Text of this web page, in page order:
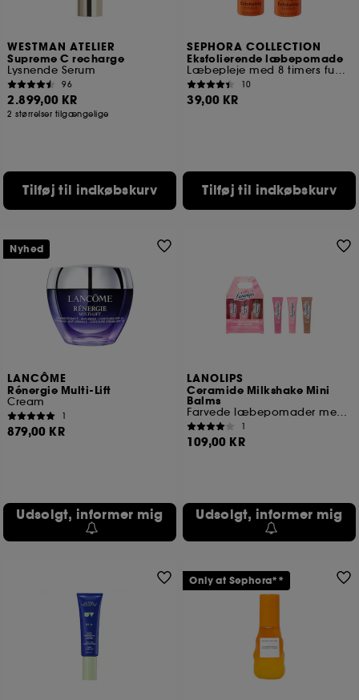
WESTMAN ATELIER
Supreme C recharge
Lysnende Serum
96
2.899,00 KR
2 størrelser tilgængelige
Tilføj til indkøbskurv
SEPHORA COLLECTION
Eksfolierende læbepomade
Læbepleje med 8 timers fugttilførsel
10
39,00 KR
Tilføj til indkøbskurv
LANCÔME
Rénergie Multi-Lift
Cream
1
879,00 KR
Udsolgt, informer mig
Nyhed
LANOLIPS
Ceramide Milkshake Mini
Balms
Farvede læbepomader med gourmand-duft
1
109,00 KR
Udsolgt, informer mig
Only at Sephora**